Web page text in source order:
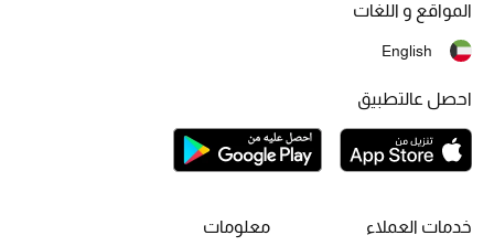
خدمات العملاء معلومات
المواقع و اللغات
English
احصل عالتطبيق